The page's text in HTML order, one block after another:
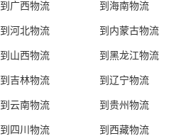
到广西物流 到海南物流
到河北物流 到内蒙古物流
到山西物流 到黑龙江物流
到吉林物流 到辽宁物流
到云南物流 到贵州物流
到四川物流 到西藏物流